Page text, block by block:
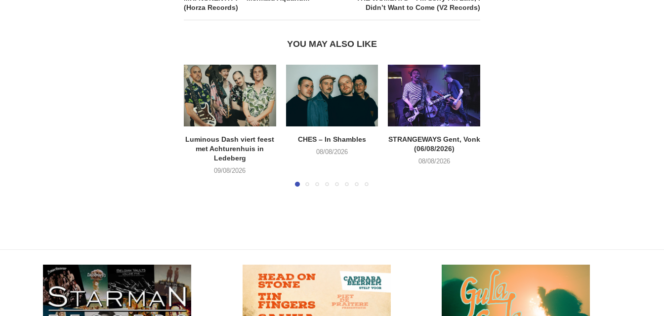
(Horza Records)
Didn’t Want to Come (V2 Records)
YOU MAY ALSO LIKE
Luminous Dash viert feest
met Achturenhuis in
Ledeberg
09/08/2026
CHES – In Shambles
08/08/2026
STRANGEWAYS Gent, Vonk
(06/08/2026)
08/08/2026